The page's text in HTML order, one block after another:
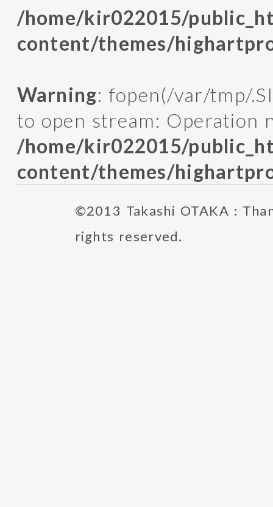
/home/kir022015/
content/themes/
Warning: fopen(/var/tmp/
to open stream: Operation
/home/kir022015/
content/themes/
©2013 Takashi OTAKA :
rights reserved.